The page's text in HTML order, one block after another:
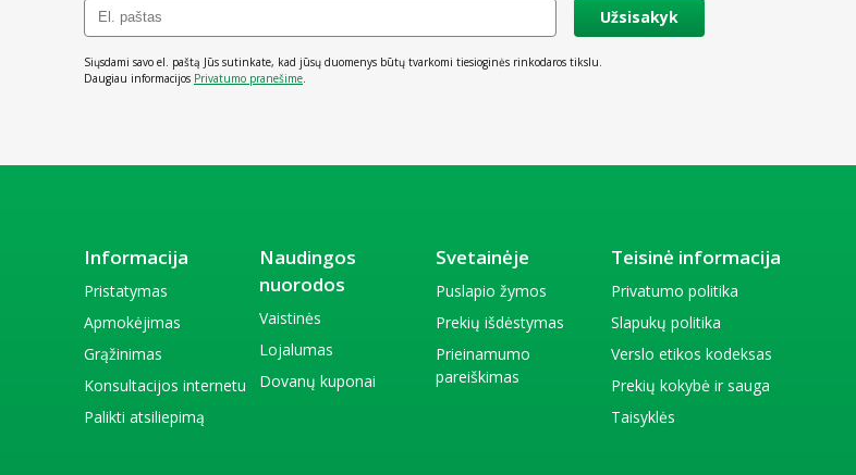
Užsisakyk
Siųsdami savo el. paštą Jūs sutinkate, kad jūsų duomenys būtų tvarkomi tiesioginės rinkodaros tikslu.
Daugiau informacijos Privatumo pranešime
Informacija
Pristatymas
Apmokėjimas
Grąžinimas
Konsultacijos internetu
Palikti atsiliepimą
Naudingos
nuorodos
Vaistinės
Lojalumas
Dovanų kuponai
Svetainėje
Puslapio žymos
Prekių išdėstymas
Prieinamumo
pareiškimas
Teisinė informacija
Privatumo politika
Slapukų politika
Verslo etikos kodeksas
Prekių kokybė ir sauga
Taisyklės